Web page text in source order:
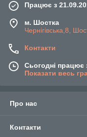
Працює з
м. Шостка
Чернігівська,8,
Контакти
Сьогодні працює
Показати весь
Про нас
Контакти